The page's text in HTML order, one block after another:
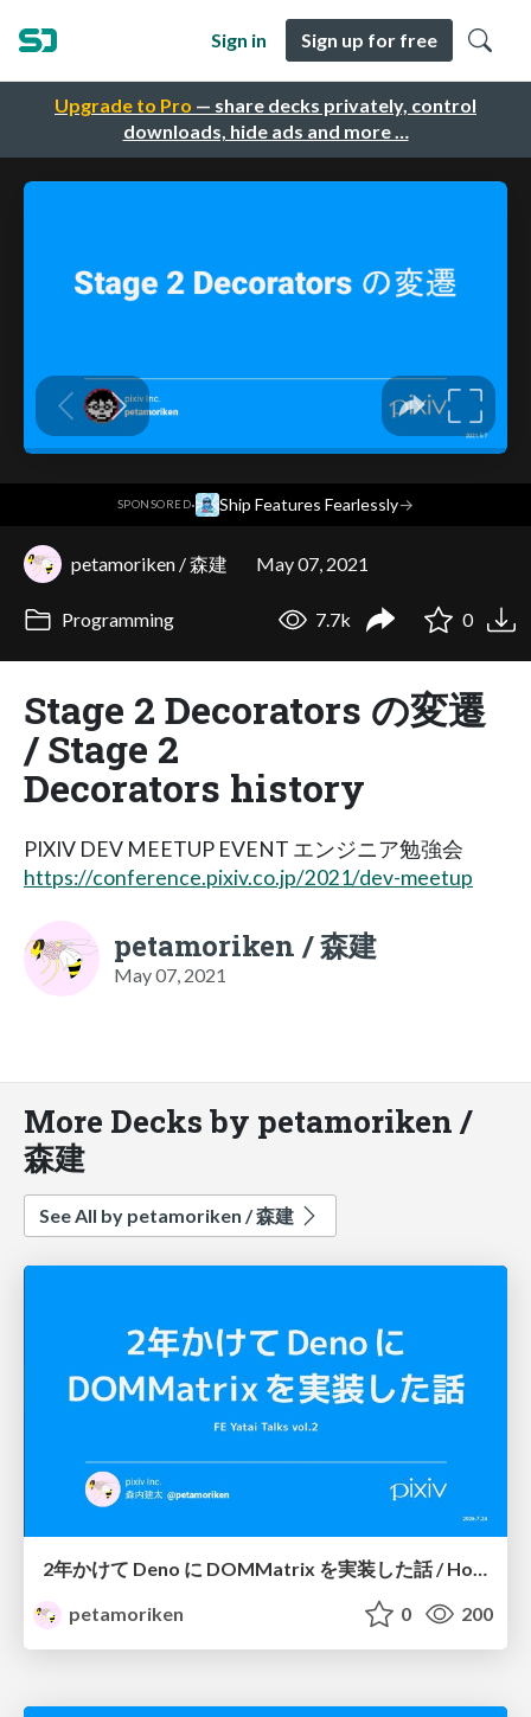
Upgrade to Pro — share decks privately, control
downloads, hide ads and more …
Sign in Sign up for free
SPONSORED· Ship Features Fearlessly→
petamoriken / 森建 May 07, 2021
Programming 7.7k 0
Stage 2 Decorators の変遷
/ Stage 2
Decorators history
PIXIV DEV MEETUP EVENT エンジニア勉強会
https://conference.pixiv.co.jp/2021/dev-meetup
petamoriken / 森建
May 07, 2021
More Decks by petamoriken /
森建
See All by petamoriken / 森建
2年かけて Deno に DOMMatrix を実装した話 / How I implemented DOMMatrix in Deno over two years
petamoriken
0 200